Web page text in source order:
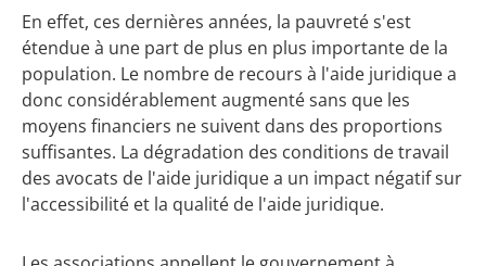
En effet, ces dernières années, la pauvreté s'est
étendue à une part de plus en plus importante de la
population. Le nombre de recours à l'aide juridique a
donc considérablement augmenté sans que les
moyens financiers ne suivent dans des proportions
suffisantes. La dégradation des conditions de travail
des avocats de l'aide juridique a un impact négatif sur
l'accessibilité et la qualité de l'aide juridique.